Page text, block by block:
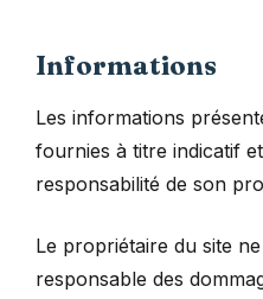
Informations
Les informations
fournies à titre indicatif
responsabilité de son
Le propriétaire du site
responsable des